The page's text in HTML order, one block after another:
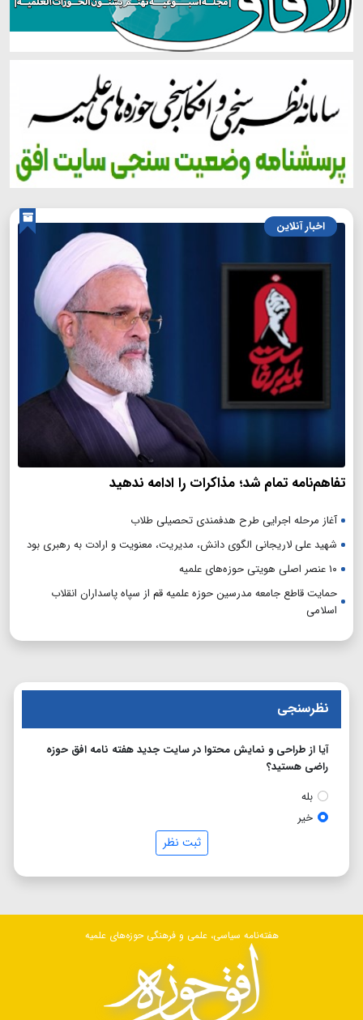
اخبار آنلاین
تفاهم‌نامه تمام شد؛ مذاکرات را ادامه ندهید
آغاز مرحله اجرایی طرح هدفمندی تحصیلی طلاب
شهید علی لاریجانی الگوی دانش، مدیریت، معنویت و ارادت به رهبری بود
۱۰ عنصر اصلی هویتی حوزه‌های علمیه
حمایت قاطع جامعه مدرسین حوزه علمیه قم از سپاه پاسداران انقلاب
اسلامی
نظرسنجی
آیا از طراحی و نمایش محتوا در سایت جدید هفته نامه افق حوزه
راضی هستید؟
بله
خیر
ثبت نظر
هفته‌نامه سیاسی، علمی و فرهنگی حوزه‌های علمیه